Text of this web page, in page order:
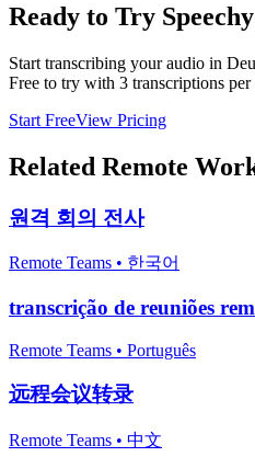
Ready to Try
Start transcribing your audio in
Free to try with 3 transcriptions per
Start FreeView Pricing
Related Remote
원격 회의 전사
Remote Teams • 한국어
transcrição de reuniões
Remote Teams • Português
远程会议转录
Remote Teams • 中文